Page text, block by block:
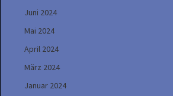
Juni 2024
Mai 2024
April 2024
März 2024
Januar 2024